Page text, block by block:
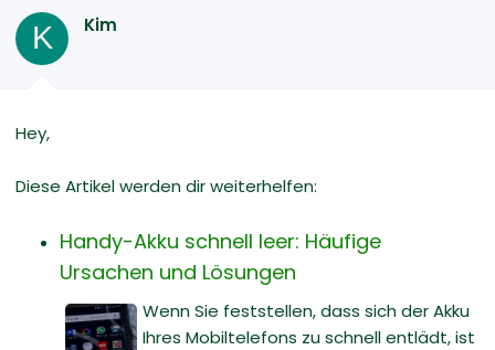
K Kim
Hey,
Diese Artikel werden dir weiterhelfen:
Handy-Akku schnell leer: Häufige
Ursachen und Lösungen
Wenn Sie feststellen, dass sich der Akku
Ihres Mobiltelefons zu schnell entlädt, ist